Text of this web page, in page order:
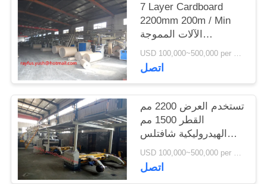
7 Layer Cardboard
2200mm 200m / Min
الآلات المموجة
المستعملة
USD 100,000~500,000 per set MOQ:1 مجموعة
اتصل
تستخدم العرض 2200 مم
القطر 1500 مم
الهيدروليكية شافتلس
مطحنة لفة الوقوف
USD 100,000~500,000 per set MOQ:1 مجموعة
اتصل